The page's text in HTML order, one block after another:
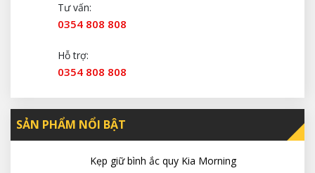
Tư vấn:
0354 808 808
Hỗ trợ:
0354 808 808
SẢN PHẨM NỔI BẬT
Kẹp giữ bình ắc quy Kia Morning